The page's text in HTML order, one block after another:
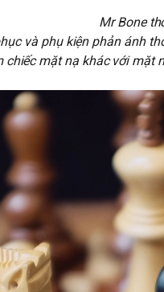
Mr Bone
và phụ kiện phản ánh
chiếc mặt nạ khác với